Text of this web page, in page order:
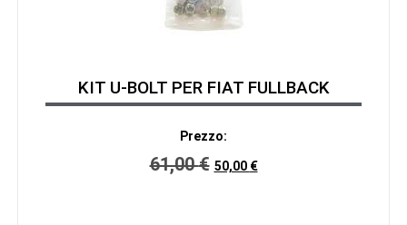
KIT U-BOLT PER FIAT FULLBACK
Prezzo:
61,00€ 50,00 €